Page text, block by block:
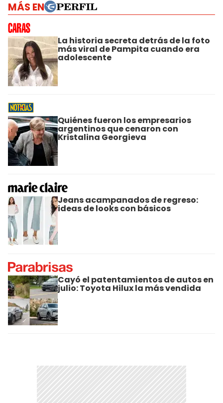
MÁS EN
La historia secreta detrás de la foto
más viral de Pampita cuando era
adolescente
Quiénes fueron los empresarios
argentinos que cenaron con
Kristalina Georgieva
Jeans acampanados de regreso:
ideas de looks con básicos
Cayó el patentamientos de autos en
julio: Toyota Hilux la más vendida